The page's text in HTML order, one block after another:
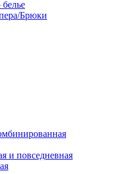
Брюки
и повседневная